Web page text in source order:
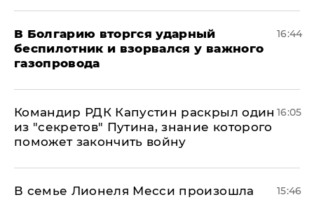
В Болгарию вторгся ударный
беспилотник и взорвался у важного
газопровода
16:44
Командир РДК Капустин раскрыл один
из "секретов" Путина, знание которого
поможет закончить войну
16:05
В семье Лионеля Месси произошла
15:46